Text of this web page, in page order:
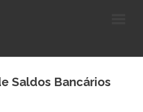
Saldos Bancários